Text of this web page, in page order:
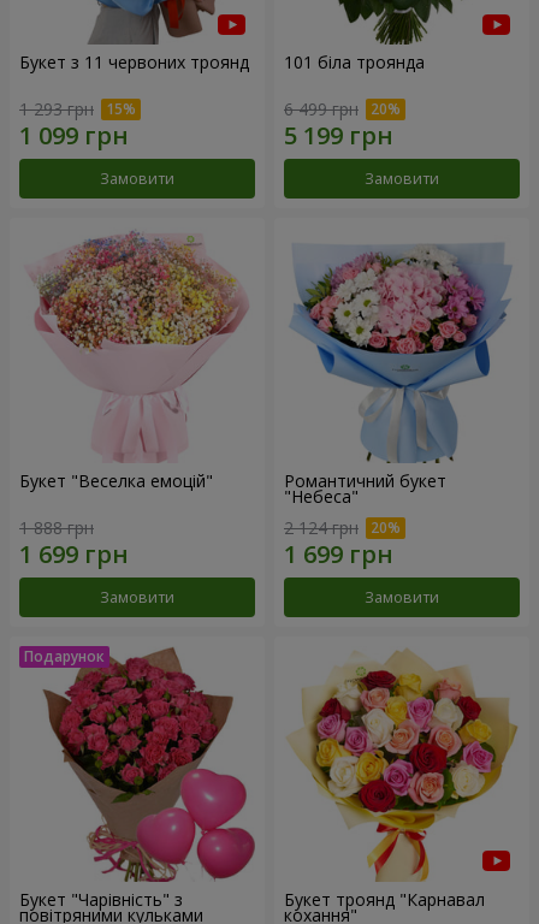
Букет з 11 червоних троянд
1 293 грн
Замовити
101 біла троянда
6 499 грн
Замовити
Букет "Веселка емоцій"
1 888 грн
Замовити
Романтичний букет
"Небеса"
2 124 грн
Замовити
Букет "Чарівність" з
повітряними кульками
Букет троянд "Карнавал
кохання"